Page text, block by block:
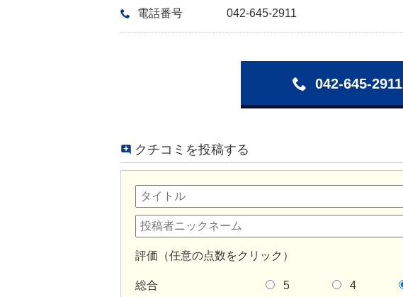
電話番号 042-645-2911
042-645-2911
クチコミを投稿する
評価（任意の点数をクリック）
総合 5 4